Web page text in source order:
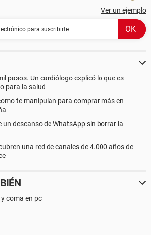
Ver un ejemplo
pasos. Un cardiólogo explicó lo que es
para la salud
te manipulan para comprar más en
un descanso de WhatsApp sin borrar la
una red de canales de 4.000 años de
coma en pc